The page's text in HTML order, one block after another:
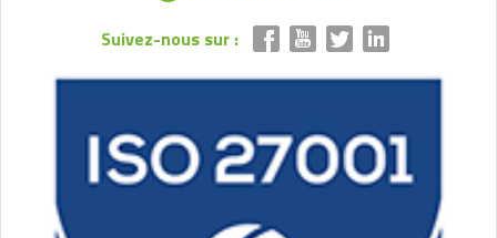
Suivez-nous sur :